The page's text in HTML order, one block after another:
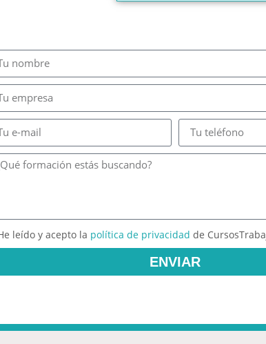
leído y acepto la política de privacidad de
ENVIAR